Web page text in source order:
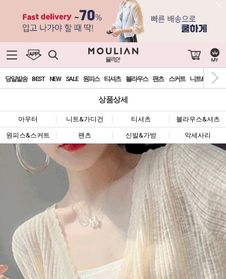
0
당일발송 BEST NEW SALE 원피스 티셔츠 블라우스 팬츠 스커트 니트&가디건
상품상세
아우터 니트&가디건 티셔츠 블라우스&셔츠
원피스&스커트 팬츠 신발&가방 악세사리